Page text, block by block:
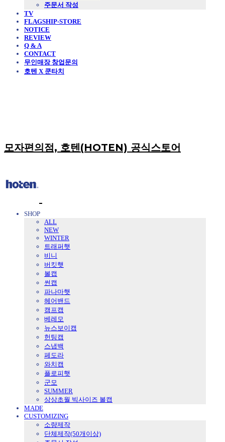
주문서 작성
TV
FLAGSHIP-STORE
NOTICE
REVIEW
Q & A
CONTACT
무인매장 창업문의
호텐 X 쿤타치
모자편의점, 호텐(HOTEN) 공식스토어
SHOP
ALL
NEW
WINTER
트래퍼햇
비니
버킷햇
볼캡
썬캡
파나마햇
헤어밴드
캠프캡
베레모
뉴스보이캡
헌팅캡
스냅백
페도라
와치캡
플로피햇
군모
SUMMER
상상초월 빅사이즈 볼캡
MADE
CUSTOMIZING
소량제작
단체제작(50개이상)